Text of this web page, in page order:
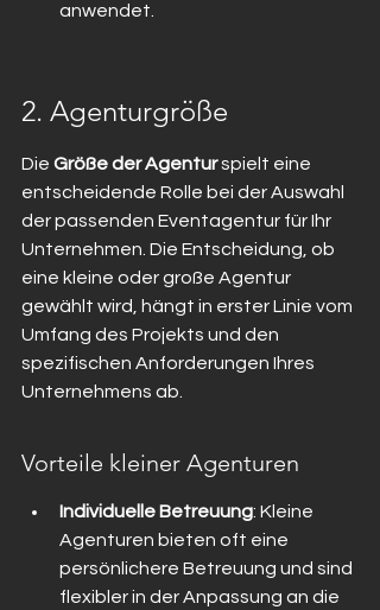
anwendet.
2. Agenturgröße
Die Größe der Agentur spielt eine
entscheidende Rolle bei der Auswahl
der passenden Eventagentur für Ihr
Unternehmen. Die Entscheidung, ob
eine kleine oder große Agentur
gewählt wird, hängt in erster Linie vom
Umfang des Projekts und den
spezifischen Anforderungen Ihres
Unternehmens ab.
Vorteile kleiner Agenturen
Individuelle Betreuung: Kleine
Agenturen bieten oft eine
persönlichere Betreuung und sind
flexibler in der Anpassung an die